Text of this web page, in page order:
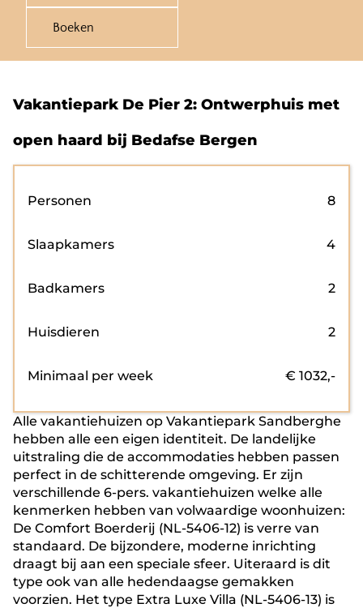
Boeken
Vakantiepark De Pier 2: Ontwerphuis met
open haard bij Bedafse Bergen
Personen 8
Slaapkamers 4
Badkamers 2
Huisdieren 2
Minimaal per week € 1032,-
Alle vakantiehuizen op Vakantiepark Sandberghe
hebben alle een eigen identiteit. De landelijke
uitstraling die de accommodaties hebben passen
perfect in de schitterende omgeving. Er zijn
verschillende 6-pers. vakantiehuizen welke alle
kenmerken hebben van volwaardige woonhuizen:
De Comfort Boerderij (NL-5406-12) is verre van
standaard. De bijzondere, moderne inrichting
draagt bij aan een speciale sfeer. Uiteraard is dit
type ook van alle hedendaagse gemakken
voorzien. Het type Extra Luxe Villa (NL-5406-13) is